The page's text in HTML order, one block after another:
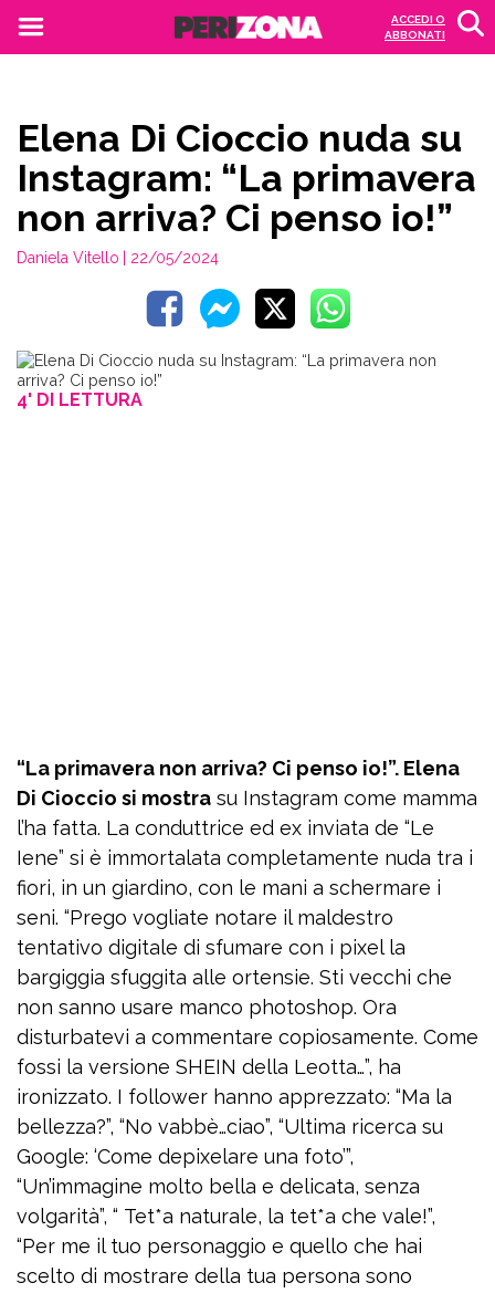
ACCEDI O
ABBONATI
Elena Di Cioccio nuda su
Instagram: “La primavera
non arriva? Ci penso io!”
Daniela Vitello | 22/05/2024
4' DI LETTURA
“La primavera non arriva? Ci penso io!”. Elena
Di Cioccio si mostra su Instagram come mamma
l’ha fatta. La conduttrice ed ex inviata de “Le
Iene” si è immortalata completamente nuda tra i
fiori, in un giardino, con le mani a schermare i
seni. “Prego vogliate notare il maldestro
tentativo digitale di sfumare con i pixel la
bargiggia sfuggita alle ortensie. Sti vecchi che
non sanno usare manco photoshop. Ora
disturbatevi a commentare copiosamente. Come
fossi la versione SHEIN della Leotta…”, ha
ironizzato. I follower hanno apprezzato: “Ma la
bellezza?”, “No vabbè…ciao”, “Ultima ricerca su
Google: ‘Come depixelare una foto’”,
“Un’immagine molto bella e delicata, senza
volgarità”, “ Tet*a naturale, la tet*a che vale!”,
“Per me il tuo personaggio e quello che hai
scelto di mostrare della tua persona sono